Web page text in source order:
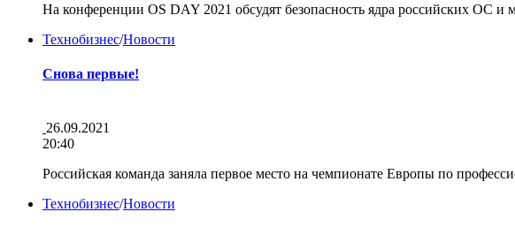
На конференции OS DAY 2021 обсудят безопасность ядра российских ОС
Технобизнес/Новости
Снова первые!
26.09.2021
20:40
Российская команда заняла первое место на чемпионате Европы по
Технобизнес/Новости